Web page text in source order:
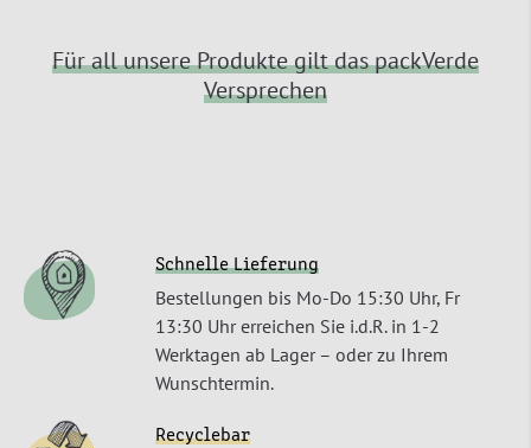
Für all unsere Produkte gilt das packVerde
Versprechen
Schnelle Lieferung
Bestellungen bis Mo-Do 15:30 Uhr, Fr
13:30 Uhr erreichen Sie i.d.R. in 1-2
Werktagen ab Lager – oder zu Ihrem
Wunschtermin.
Recyclebar